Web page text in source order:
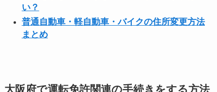
い？
普通自動車・軽自動車・バイクの住所変更方法
まとめ
大阪府で運転免許関連の手続きをする方法